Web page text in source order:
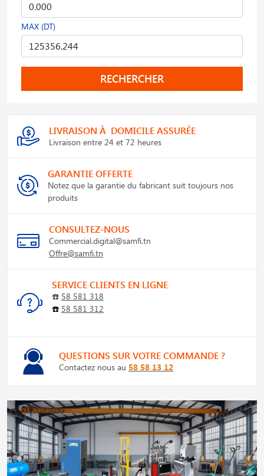
MAX (DT)
RECHERCHER
LIVRAISON À DOMICILE ASSURÉE
Livraison entre 24 et 72 heures
GARANTIE OFFERTE
Notez que la garantie du fabricant suit toujours nos
produits
CONSULTEZ-NOUS
Commercial.digital@samfi.tn
Offre@samfi.tn
SERVICE CLIENTS EN LIGNE
☎️ 58 581 318
☎️ 58 581 312
QUESTIONS SUR VOTRE COMMANDE ?
Contactez nous au 58 58 13 12